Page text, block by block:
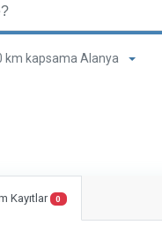
km kapsama Alanya
Kayıtlar 0